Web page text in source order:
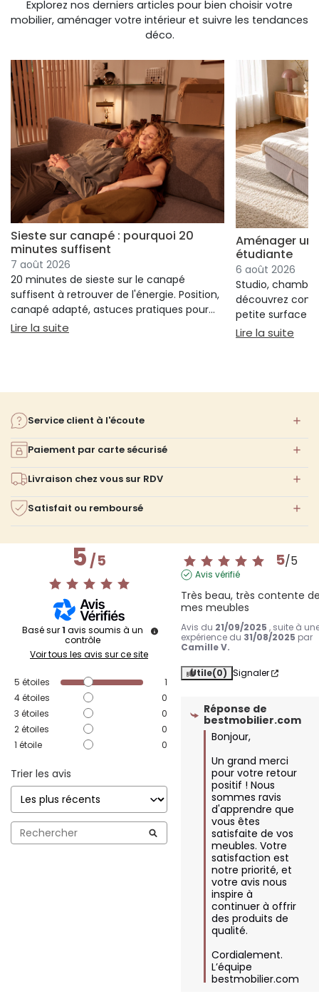
Explorez nos derniers articles pour bien choisir votre
mobilier, aménager votre intérieur et suivre les tendances
déco.
Sieste sur canapé : pourquoi 20
minutes suffisent
7 août 2026
20 minutes de sieste sur le canapé
suffisent à retrouver de l'énergie. Position,
canapé adapté, astuces pratiques pour
bien s'installer.
Lire la suite : Sieste sur canapé : pourquoi 20 minutes
Aménager un
étudiante
6 août 2026
Studio,
découvrez
petite surface à
confort ni
Lire la suite
Service client à l'écoute
Paiement par carte sécurisé
Livraison chez vous sur RDV
Satisfait ou remboursé
5/5
Basé sur1 avis soumis à un
contrôle
Voir tous les avis sur ce site
5 étoiles
1
4étoiles
0
3 étoiles
0
2étoiles
0
1 étoile 0
Trier les avis
5/5
Avis vérifié
Très beau, très contente
mes meubles
Avis du 21/09/2025 , suite à
expérience du 31/08/2025 par
Camille V.
Utile(0) Signaler
Réponse de
bestmobilier.com
Bonjour,
Un grand merci
pour votre retour
positif ! Nous
sommes ravis
d'apprendre que
vous êtes
satisfaite de vos
meubles. Votre
satisfaction est
notre priorité, et
votre avis nous
inspire à
continuer à offrir
des produits de
qualité.
Cordialement.
L’équipe
bestmobilier.com